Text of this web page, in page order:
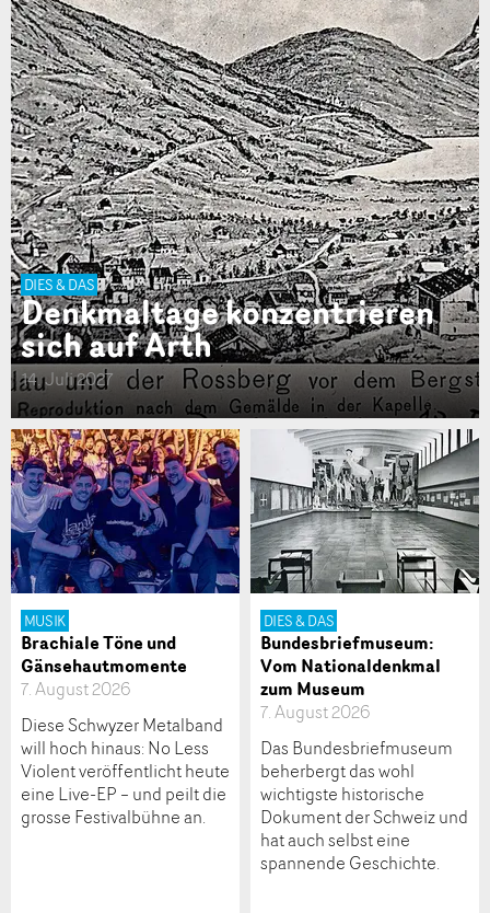
DIES & DAS
Denkmaltage konzentrieren
sich auf Arth
14. Juli 2027
MUSIK
Brachiale Töne und
Gänsehautmomente
7. August 2026
Diese Schwyzer Metalband
will hoch hinaus: No Less
Violent veröffentlicht heute
eine Live-EP – und peilt die
grosse Festivalbühne an.
DIES & DAS
Bundesbriefmuseum:
Vom Nationaldenkmal
zum Museum
7. August 2026
Das Bundesbriefmuseum
beherbergt das wohl
wichtigste historische
Dokument der Schweiz und
hat auch selbst eine
spannende Geschichte.